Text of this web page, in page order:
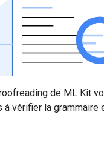
de ML Kit
à vérifier la grammaire